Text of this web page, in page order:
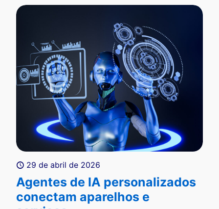
29 de abril de 2026
Agentes de IA personalizados
conectam aparelhos e